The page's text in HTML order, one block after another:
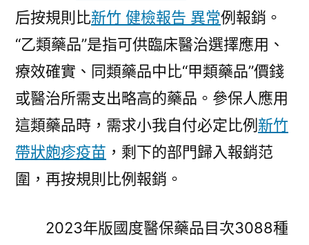
后按規則比新竹 健檢報告 異常例報銷。
“乙類藥品”是指可供臨床醫治選擇應用、
療效確實、同類藥品中比“甲類藥品”價錢
或醫治所需支出略高的藥品。參保人應用
這類藥品時，需求小我自付必定比例 新竹
帶狀皰疹疫苗 ，剩下的部門歸入報銷范
圍，再按規則比例報銷。
2023年版國度醫保藥品目次3088種